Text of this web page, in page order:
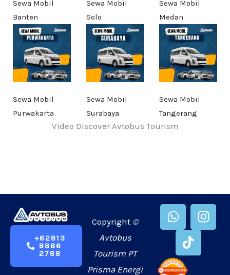
Sewa Mobil
Banten
Sewa Mobil
Solo
Sewa Mobil
Medan
Sewa Mobil
Purwakarta
Sewa Mobil
Surabaya
Sewa Mobil
Tangerang
Video Discover Avtobus Tourism
+62813
8886
2788
Copyright ©
Avtobus
Tourism PT
Prisma Energi
W
h
a
s
I
n
T
k
t